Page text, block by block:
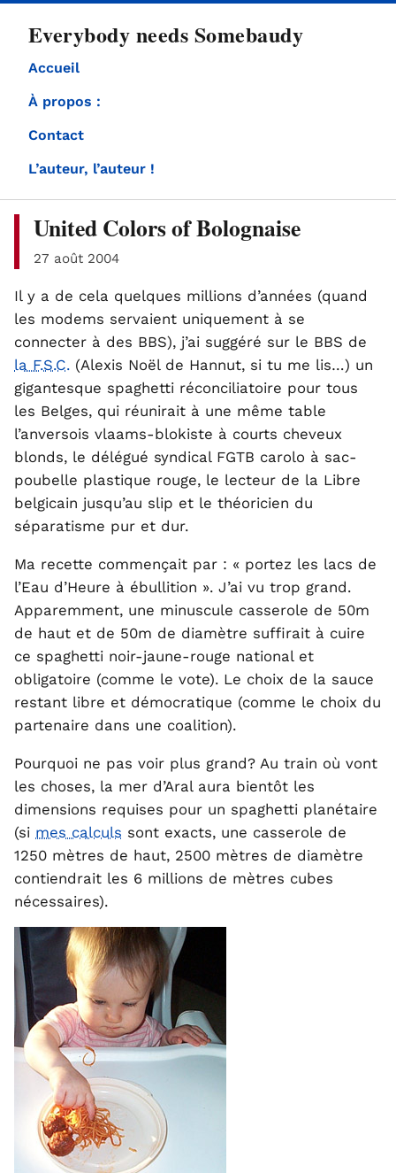
Everybody needs Somebaudy
Accueil
À propos :
Contact
L’auteur, l’auteur !
United Colors of Bolognaise
27 août 2004
Il y a de cela quelques millions d’années (quand
les modems servaient uniquement à se
connecter à des BBS), j’ai suggéré sur le BBS de
la F.S.C. (Alexis Noël de Hannut, si tu me lis…) un
gigantesque spaghetti réconciliatoire pour tous
les Belges, qui réunirait à une même table
l’anversois vlaams-blokiste à courts cheveux
blonds, le délégué syndical FGTB carolo à sac-
poubelle plastique rouge, le lecteur de la Libre
belgicain jusqu’au slip et le théoricien du
séparatisme pur et dur.
Ma recette commençait par : « portez les lacs de
l’Eau d’Heure à ébullition ». J’ai vu trop grand.
Apparemment, une minuscule casserole de 50m
de haut et de 50m de diamètre suffirait à cuire
ce spaghetti noir-jaune-rouge national et
obligatoire (comme le vote). Le choix de la sauce
restant libre et démocratique (comme le choix du
partenaire dans une coalition).
Pourquoi ne pas voir plus grand? Au train où vont
les choses, la mer d’Aral aura bientôt les
dimensions requises pour un spaghetti planétaire
(si mes calculs sont exacts, une casserole de
1250 mètres de haut, 2500 mètres de diamètre
contiendrait les 6 millions de mètres cubes
nécessaires).